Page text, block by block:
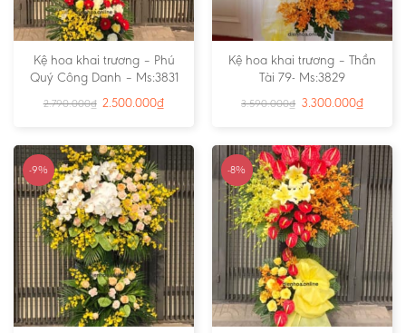
Kệ hoa khai trương – Phú
Quý Công Danh – Ms:3831
2.790.000₫ 2.500.000₫
Kệ hoa khai trương – Thần
Tài 79- Ms:3829
3.590.000₫ 3.300.000₫
-9% -8%